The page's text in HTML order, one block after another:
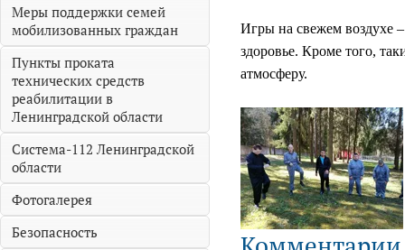
Меры поддержки семей
мобилизованных граждан
Пункты проката
технических средств
реабилитации в
Ленинградской области
Система-112 Ленинградской
области
Фотогалерея
Безопасность
Игры на свежем воздухе
здоровье. Кроме того,
атмосферу.